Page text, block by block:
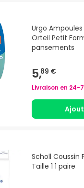
Urgo Ampoules Doigt &
Orteil Petit
pansements
5,89 €
Livraison en 24-
Scholl Coussin
Taille 1 1 paire